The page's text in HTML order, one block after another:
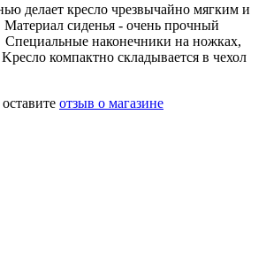
делает кресло чрезвычайно мягким и
сиденья - очень прочный
Специальные наконечники на ножках,
компактно складывается в чехол
отзыв о магазине